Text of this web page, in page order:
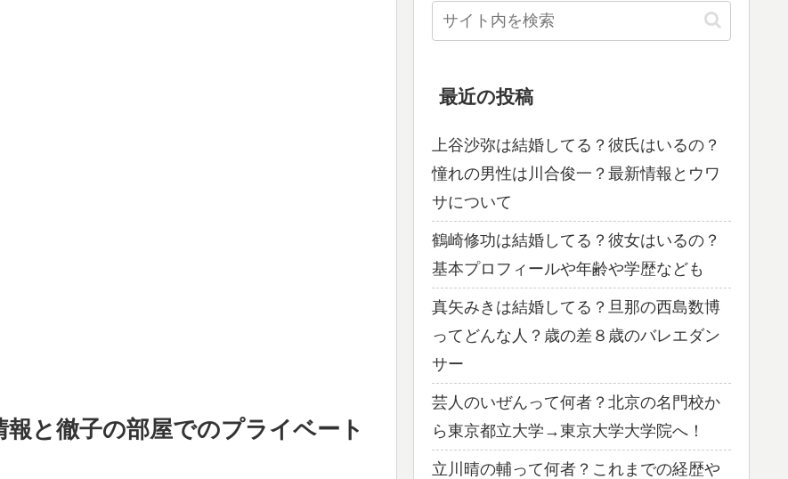
と徹子の部屋でのプライベート
最近の投稿
上谷沙弥は結婚してる？彼氏はいるの？
憧れの男性は川合俊一？最新情報とウワ
サについて
鶴崎修功は結婚してる？彼女はいるの？
基本プロフィールや年齢や学歴なども
真矢みきは結婚してる？旦那の西島数博
ってどんな人？歳の差８歳のバレエダン
サー
芸人のいぜんって何者？北京の名門校か
ら東京都立大学→東京大学大学院へ！
立川晴の輔って何者？これまでの経歴や